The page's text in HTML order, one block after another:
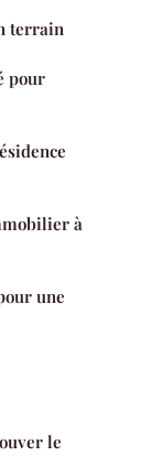
terrain
pour
à
une
le